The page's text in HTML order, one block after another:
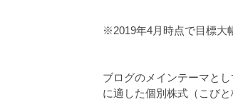
※2019年4月時点で目標大
ブログのメインテーマと
に適した個別株式（こび